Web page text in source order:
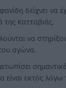
δείχνει να
Κατταβιάς.
να
αγώνα.
είναι εκτός